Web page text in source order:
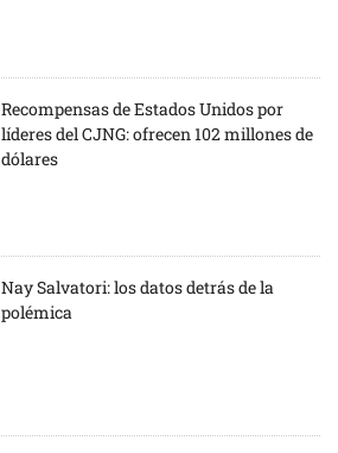
Recompensas de Estados Unidos por
líderes del CJNG: ofrecen 102 millones de
dólares
Nay Salvatori: los datos detrás de la
polémica